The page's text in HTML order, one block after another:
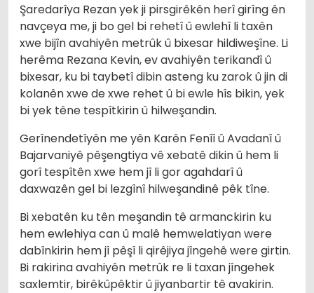
Şaredarîya Rezan yek ji pirsgirêkên herî girîng ên
navçeya me, ji bo gel bi rehetî û ewlehî li taxên
xwe bijîn avahiyên metrûk û bixesar hildiweşîne. Li
herêma Rezana Kevin, ev avahiyên terikandî û
bixesar, ku bi taybetî dibin asteng ku zarok û jin di
kolanên xwe de xwe rehet û bi ewle hîs bikin, yek
bi yek têne tespîtkirin û hilweşandin.
Gerînendetîyên me yên Karên Fenîî û Avadanî û
Bajarvaniyê pêşengtiya vê xebatê dikin û hem li
gorî tespîtên xwe hem jî li gor agahdarî û
daxwazên gel bi lezgînî hilweşandinê pêk tîne.
Bi xebatên ku tên meşandin tê armanckirin ku
hem ewlehiya can û malê hemwelatiyan were
dabînkirin hem jî pêşî li qirêjiya jîngehê were girtin.
Bi rakirina avahiyên metrûk re li taxan jîngehek
saxlemtir, birêkûpêktir û jiyanbartir tê avakirin.